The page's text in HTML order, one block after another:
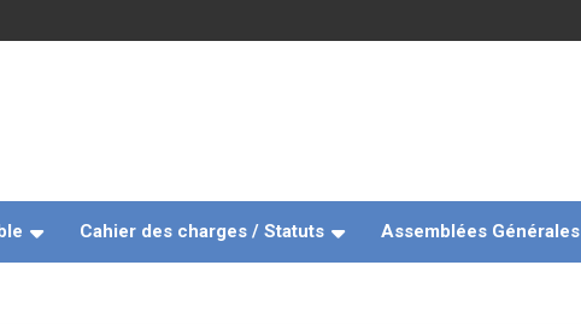
Cahier des charges / Statuts Assemblées Générales